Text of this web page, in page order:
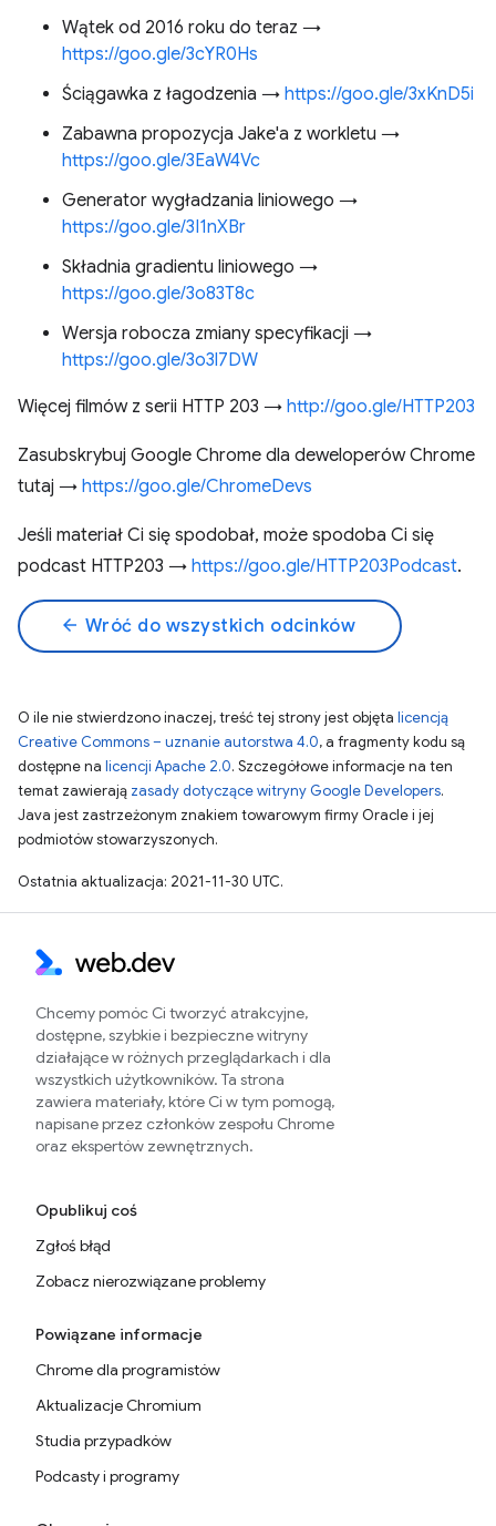
Wątek od 2016 roku do teraz →
https://goo.gle/3cYR0Hs
Ściągawka z łagodzenia → https://goo.gle/3xKnD5i
Zabawna propozycja Jake'a z workletu →
https://goo.gle/3EaW4Vc
Generator wygładzania liniowego →
https://goo.gle/3I1nXBr
Składnia gradientu liniowego →
https://goo.gle/3o83T8c
Wersja robocza zmiany specyfikacji →
https://goo.gle/3o3l7DW
Więcej filmów z serii HTTP 203 → http://goo.gle/HTTP203
Zasubskrybuj Google Chrome dla deweloperów Chrome
tutaj → https://goo.gle/ChromeDevs
Jeśli materiał Ci się spodobał, może spodoba Ci się
podcast HTTP203 → https://goo.gle/HTTP203Podcast.
arrow_back Wróć do wszystkich odcinków
O ile nie stwierdzono inaczej, treść tej strony jest objęta licencją
Creative Commons – uznanie autorstwa 4.0, a fragmenty kodu są
dostępne na licencji Apache 2.0. Szczegółowe informacje na ten
temat zawierają zasady dotyczące witryny Google Developers.
Java jest zastrzeżonym znakiem towarowym firmy Oracle i jej
podmiotów stowarzyszonych.
Ostatnia aktualizacja: 2021-11-30 UTC.
Chcemy pomóc Ci tworzyć atrakcyjne,
dostępne, szybkie i bezpieczne witryny
działające w różnych przeglądarkach i dla
wszystkich użytkowników. Ta strona
zawiera materiały, które Ci w tym pomogą,
napisane przez członków zespołu Chrome
oraz ekspertów zewnętrznych.
Opublikuj coś
Zgłoś błąd
Zobacz nierozwiązane problemy
Powiązane informacje
Chrome dla programistów
Aktualizacje Chromium
Studia przypadków
Podcasty i programy